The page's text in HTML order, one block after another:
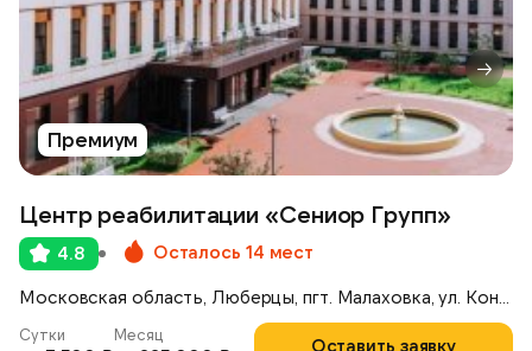
Премиум
Центр реабилитации «Сениор Групп»
4.8 Осталось 14 мест
Оставить заявку
Сутки Месяц